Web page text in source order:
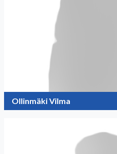
Ollinmäki Vilma